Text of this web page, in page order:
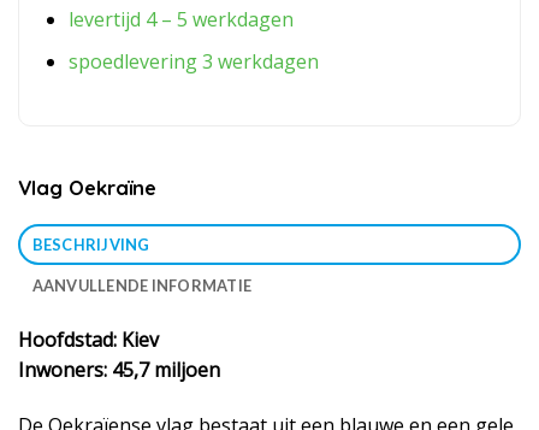
levertijd 4 – 5 werkdagen
spoedlevering 3 werkdagen
Vlag Oekraïne
BESCHRIJVING
AANVULLENDE INFORMATIE
Hoofdstad: Kiev
Inwoners: 45,7 miljoen